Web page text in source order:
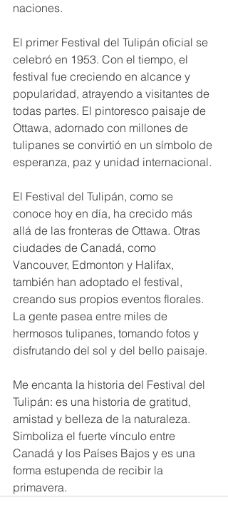
naciones.
El primer Festival del Tulipán oficial se
celebró en 1953. Con el tiempo, el
festival fue creciendo en alcance y
popularidad, atrayendo a visitantes de
todas partes. El pintoresco paisaje de
Ottawa, adornado con millones de
tulipanes se convirtió en un símbolo de
esperanza, paz y unidad internacional.
El Festival del Tulipán, como se
conoce hoy en día, ha crecido más
allá de las fronteras de Ottawa. Otras
ciudades de Canadá, como
Vancouver, Edmonton y Halifax,
también han adoptado el festival,
creando sus propios eventos florales.
La gente pasea entre miles de
hermosos tulipanes, tomando fotos y
disfrutando del sol y del bello paisaje.
Me encanta la historia del Festival del
Tulipán: es una historia de gratitud,
amistad y belleza de la naturaleza.
Simboliza el fuerte vínculo entre
Canadá y los Países Bajos y es una
forma estupenda de recibir la
primavera.